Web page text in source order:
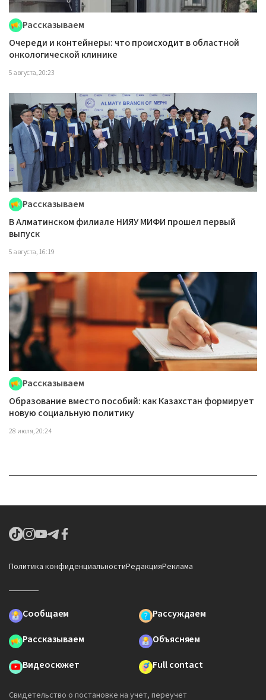
Рассказываем
Очереди и контейнеры: что происходит в областной
онкологической клинике
5 августа, 20:23
Рассказываем
В Алматинском филиале НИЯУ МИФИ прошел первый
выпуск
5 августа, 16:19
Рассказываем
Образование вместо пособий: как Казахстан формирует
новую социальную политику
28 июля, 20:24
Политика конфиденциальностиРедакцияРеклама
Сообщаем
Рассуждаем
Рассказываем
Объясняем
Видеосюжет
Full contact
Свидетельство о постановке на учет, переучет